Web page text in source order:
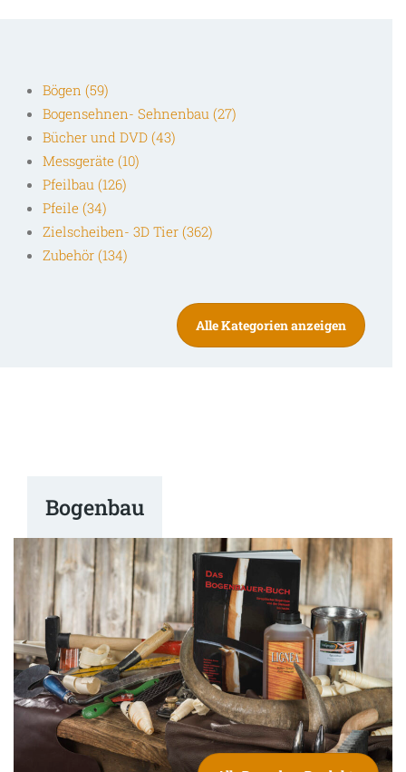
Bögen (59)
Bogensehnen- Sehnenbau (27)
Bücher und DVD (43)
Messgeräte (10)
Pfeilbau (126)
Pfeile (34)
Zielscheiben- 3D Tier (362)
Zubehör (134)
Alle Kategorien anzeigen
Bogenbau